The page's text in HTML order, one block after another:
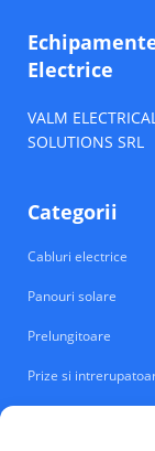
Electrice
VALM
SOLUTIONS SRL
Categorii
Cabluri electrice
Panouri solare
Prelungitoare
Prize si